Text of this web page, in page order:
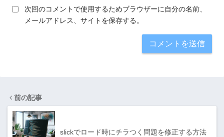
次回のコメントで使用するためブラウザーに自分の名前、
メールアドレス、サイトを保存する。
前の記事
slickでロード時にチラつく問題を修正する方法